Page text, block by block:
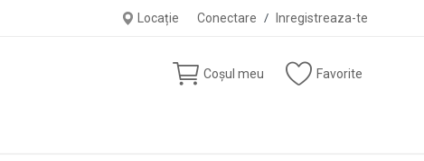
Locație Conectare / Inregistreaza-te
Coșul meu Favorite